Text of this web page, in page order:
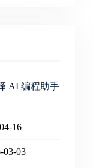
AI 编程助手
16
03-03